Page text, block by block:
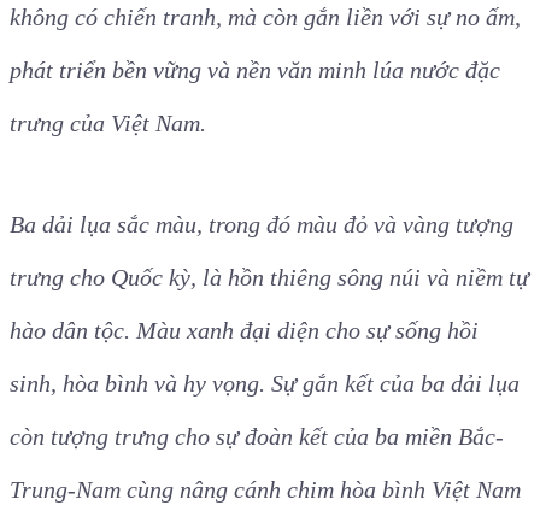
không có chiến tranh, mà còn gắn liền với sự no ấm,
phát triển bền vững và nền văn minh lúa nước đặc
trưng của Việt Nam.
Ba dải lụa sắc màu, trong đó màu đỏ và vàng tượng
trưng cho Quốc kỳ, là hồn thiêng sông núi và niềm tự
hào dân tộc. Màu xanh đại diện cho sự sống hồi
sinh, hòa bình và hy vọng. Sự gắn kết của ba dải lụa
còn tượng trưng cho sự đoàn kết của ba miền Bắc-
Trung-Nam cùng nâng cánh chim hòa bình Việt Nam